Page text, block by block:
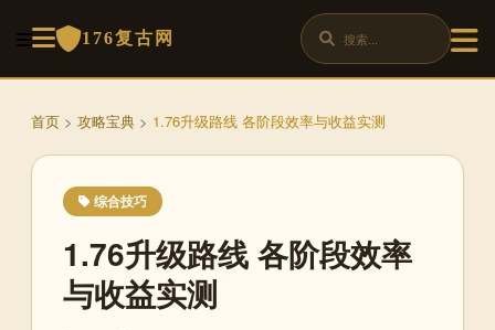
176复古网
首页 > 攻略宝典 > 1.76升级路线 各阶段效率与收益实测
综合技巧
1.76升级路线 各阶段效率
与收益实测